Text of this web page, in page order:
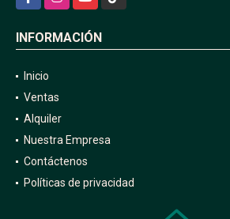
INFORMACIÓN
Inicio
Ventas
Alquiler
Nuestra Empresa
Contáctenos
Políticas de privacidad